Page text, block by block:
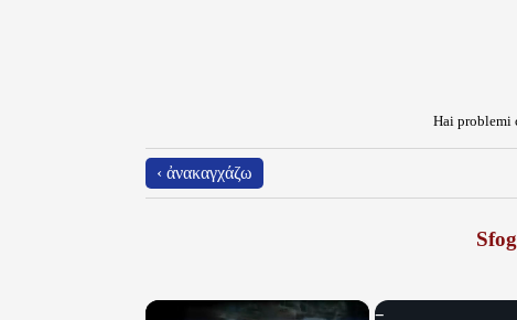
Hai problemi
‹ ἀνακαγχάζω
×